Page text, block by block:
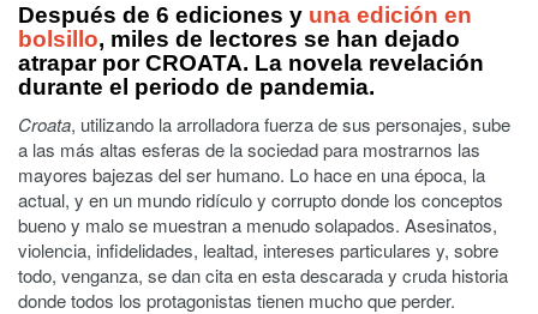
Después de 6 ediciones y una edición en
bolsillo, miles de lectores se han dejado
atrapar por CROATA. La novela revelación
durante el periodo de pandemia.
Croata, utilizando la arrolladora fuerza de sus personajes, sube
a las más altas esferas de la sociedad para mostrarnos las
mayores bajezas del ser humano. Lo hace en una época, la
actual, y en un mundo ridículo y corrupto donde los conceptos
bueno y malo se muestran a menudo solapados. Asesinatos,
violencia, infidelidades, lealtad, intereses particulares y, sobre
todo, venganza, se dan cita en esta descarada y cruda historia
donde todos los protagonistas tienen mucho que perder.